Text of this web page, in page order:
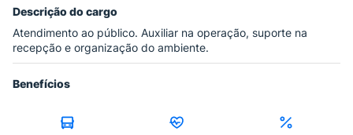
Descrição do cargo
Atendimento ao público. Auxiliar na operação, suporte na
recepção e organização do ambiente.
Benefícios